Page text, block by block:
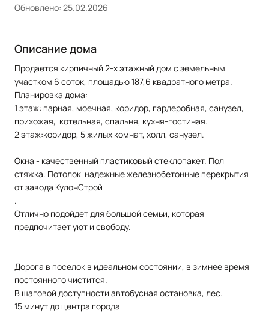
Обновлено: 25.02.2026
Описание дома
Продается кирпичный 2-х этажный дом с земельным
участком 6 соток, площадью 187,6 квадратного метра.
Планировка дома:
1 этаж: парная, моечная, коридор, гардеробная, санузел,
прихожая, котельная, спальня, кухня-гостиная.
2 этаж:коридор, 5 жилых комнат, холл, санузел.
Окна - качественный пластиковый стеклопакет. Пол
стяжка. Потолок надежные железнобетонные перекрытия
от завода КулонСтрой
.
Отлично подойдет для большой семьи, которая
предпочитает уют и свободу.
Дорога в поселок в идеальном состоянии, в зимнее время
постоянного чистится.
В шаговой доступности автобусная остановка, лес.
15 минут до центра города